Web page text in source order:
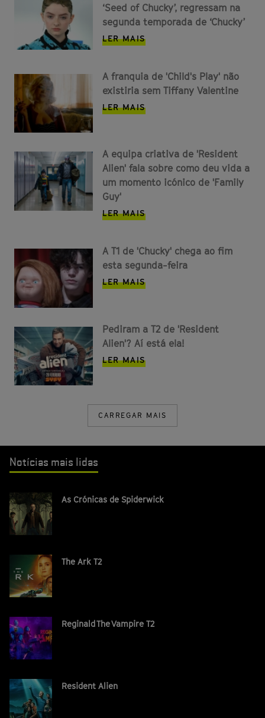
‘Seed of Chucky’, regressam na
segunda temporada de ‘Chucky’
LER MAIS
A franquia de 'Child's Play' não
existiria sem Tiffany Valentine
LER MAIS
A equipa criativa de 'Resident
Alien' fala sobre como deu vida a
um momento icónico de 'Family
Guy'
LER MAIS
A T1 de 'Chucky' chega ao fim
esta segunda-feira
LER MAIS
Pediram a T2 de 'Resident
Alien'? Aí está ela!
LER MAIS
CARREGAR MAIS
Notícias mais lidas
As Crónicas de Spiderwick
The Ark T2
Reginald The Vampire T2
Resident Alien